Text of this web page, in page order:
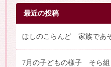
最近の投稿
ほしのこらんど 家族であ
7月の子どもの様子 そら